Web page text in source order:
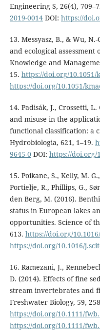
Engineering S, 26(4),
2019-0014DOI: https://
13. Messyasz, B., & Wu,
and ecological
Knowledge and
15. https://doi.org/10.1051/
https://doi.org/10.1051/
14. Padisák, J., Crossetti,
and misuse in the
functional classification: a
Hydrobiologia, 621, 1–19.
9645-0DOI: https://doi.org/
15. Poikane, S., Kelly, M.
Portielje, R., Phillips, G.,
den Berg, M. (2016).
status in European lakes
opportunities. Science of
613. https://doi.org/
https://doi.org/10.1016/
16. Ramezani, J.,
D. (2014). Effects of fine
stream invertebrates and
Freshwater Biology, 59,
https://doi.org/10.1111/
https://doi.org/10.1111/